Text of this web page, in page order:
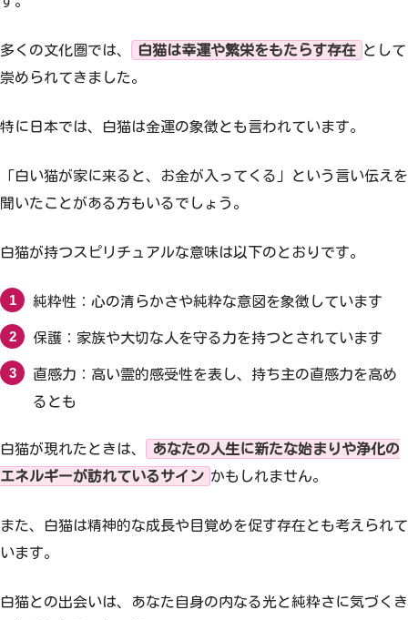
多くの文化圏では、 白猫は幸運や繁栄をもたらす存在 として
崇められてきました。
特に日本では、白猫は金運の象徴とも言われています。
「白い猫が家に来ると、お金が入ってくる」という言い伝えを
聞いたことがある方もいるでしょう。
白猫が持つスピリチュアルな意味は以下のとおりです。
純粋性：心の清らかさや純粋な意図を象徴しています
保護：家族や大切な人を守る力を持つとされています
直感力：高い霊的感受性を表し、持ち主の直感力を高め
るとも
白猫が現れたときは、
あなたの人生に新たな始まりや浄化の
エネルギーが訪れているサイン かもしれません。
また、白猫は精神的な成長や目覚めを促す存在とも考えられて
います。
白猫との出会いは、あなた自身の内なる光と純粋さに気づくき